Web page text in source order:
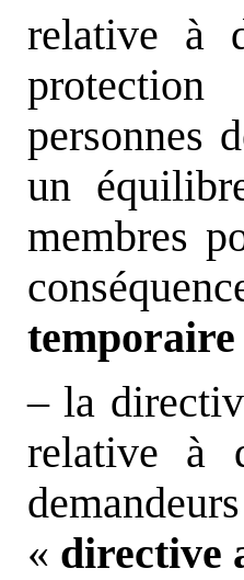
relative à
personnes
un
membres
temporaire
– la
relative à
« directive